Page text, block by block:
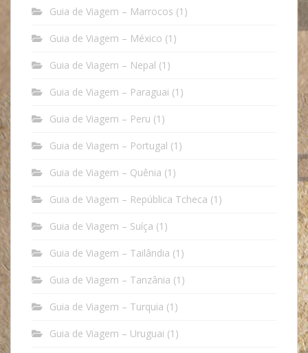
Guia de Viagem – Marrocos (1)
Guia de Viagem – México (1)
Guia de Viagem – Nepal (1)
Guia de Viagem – Paraguai (1)
Guia de Viagem – Peru (1)
Guia de Viagem – Portugal (1)
Guia de Viagem – Quênia (1)
Guia de Viagem – República Tcheca (1)
Guia de Viagem – Suíça (1)
Guia de Viagem – Tailândia (1)
Guia de Viagem – Tanzânia (1)
Guia de Viagem – Turquia (1)
Guia de Viagem – Uruguai (1)